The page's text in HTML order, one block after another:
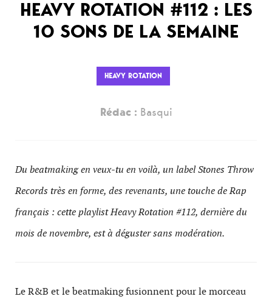
Sorties
HEAVY ROTATION #112 : LES
10 SONS DE LA SEMAINE
HEAVY ROTATION
Rédac : Basqui
Du beatmaking en veux-tu en voilà, un label Stones Throw
Records très en forme, des revenants, une touche de Rap
français : cette playlist Heavy Rotation #112, dernière du
mois de novembre, est à déguster sans modération.
Le R&B et le beatmaking fusionnent pour le morceau